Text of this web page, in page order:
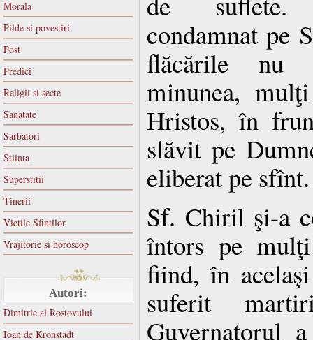
Morala
Pilde si povestiri
Post
Predici
Religii si secte
Sanatate
Sarbatori
Stiinta
Superstitii
Tinerii
Vietile Sfintilor
Vrajitorie si horoscop
Autori:
Dimitrie al Rostovului
Ioan de Kronstadt
condamnat pe
flăcările nu
minunea,
Hristos, în
slăvit pe
eliberat pe sfînt.
Sf. Chiril şi-a
întors pe
fiind, în
suferit
Guvernatorul